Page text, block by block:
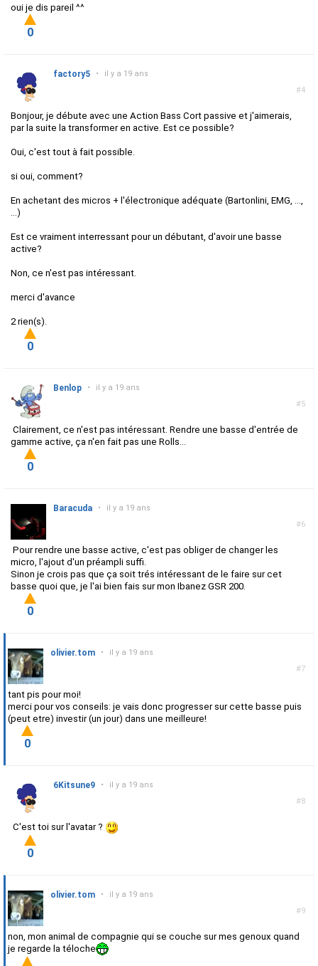
oui je dis pareil ^^
0
#4
factory5 • il y a 19 ans
Bonjour, je débute avec une Action Bass Cort passive et j'aimerais,
par la suite la transformer en active. Est ce possible?
Oui, c'est tout à fait possible.
si oui, comment?
En achetant des micros + l'électronique adéquate (Bartonlini, EMG, ...,
...)
Est ce vraiment interressant pour un débutant, d'avoir une basse
active?
Non, ce n'est pas intéressant.
merci d'avance
2 rien(s).
0
#5
Benlop • il y a 19 ans
Clairement, ce n'est pas intéressant. Rendre une basse d'entrée de
gamme active, ça n'en fait pas une Rolls...
0
#6
Baracuda • il y a 19 ans
Pour rendre une basse active, c'est pas obliger de changer les
micro, l'ajout d'un préampli suffi.
Sinon je crois pas que ça soit trés intéressant de le faire sur cet
basse quoi que, je l'ai bien fais sur mon Ibanez GSR 200.
0
#7
olivier.tom • il y a 19 ans
tant pis pour moi!
merci pour vos conseils: je vais donc progresser sur cette basse puis
(peut etre) investir (un jour) dans une meilleure!
0
#8
6Kitsune9 • il y a 19 ans
C'est toi sur l'avatar ?
0
#9
olivier.tom • il y a 19 ans
non, mon animal de compagnie qui se couche sur mes genoux quand
je regarde la téloche